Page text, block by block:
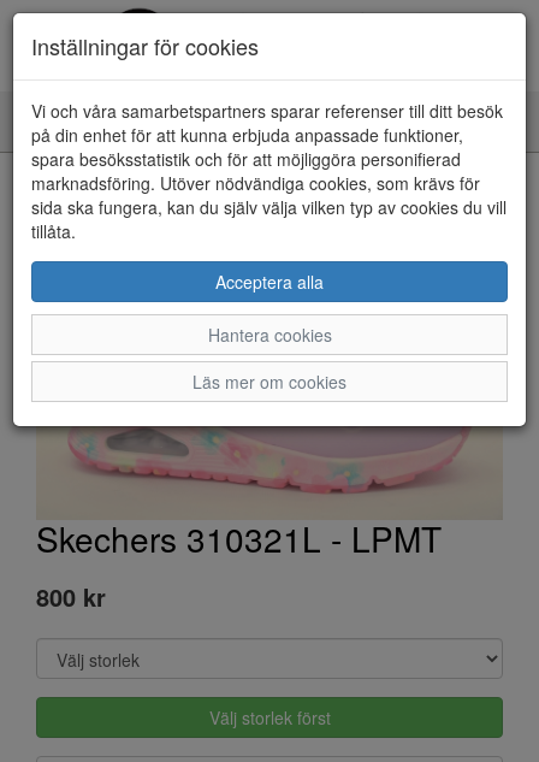
Toggle
navigation
HEM
Skechers 310321L - LPMT
800 kr
Välj storlek först
Inställningar för cookies
Vi och våra samarbetspartners sparar referenser till ditt besök
på din enhet för att kunna erbjuda anpassade funktioner,
spara besöksstatistik och för att möjliggöra personifierad
marknadsföring. Utöver nödvändiga cookies, som krävs för
sida ska fungera, kan du själv välja vilken typ av cookies du vill
tillåta.
Acceptera alla
Hantera cookies
Läs mer om cookies